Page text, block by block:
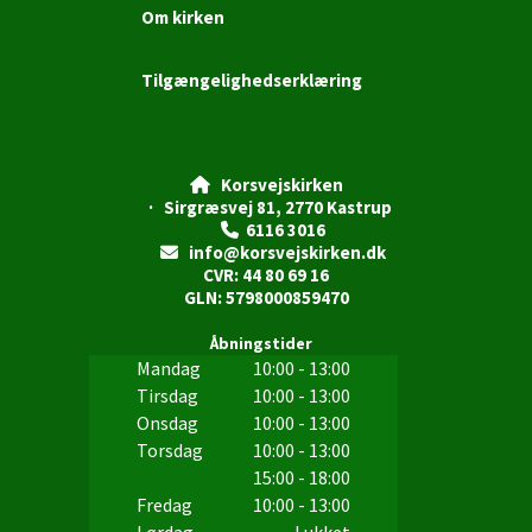
Om kirken
Tilgængelighedserklæring
Korsvejskirken
· Sirgræsvej 81, 2770 Kastrup
 6116 3016

info@korsvejskirken.dk
CVR: 44 80 69 16
GLN: 5798000859470
Åbningstider
Mandag
10:00 - 13:00
Tirsdag
10:00 - 13:00
Onsdag
10:00 - 13:00
Torsdag
10:00 - 13:00
15:00 - 18:00
Fredag
10:00 - 13:00